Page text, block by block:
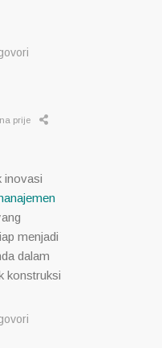
prije
inovasi
menjadi
dalam
konstruksi